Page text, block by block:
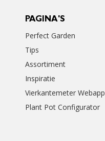
PAGINA'S
Perfect Garden
Tips
Assortiment
Inspiratie
Vierkantemeter Webapp
Plant Pot Configurator